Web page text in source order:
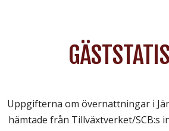
Uppgifterna om övernattningar i
hämtade från Tillväxtverket/SCB:s